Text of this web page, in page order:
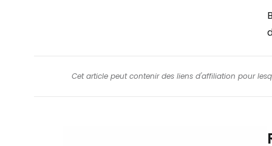
Cet article peut contenir des liens d'affiliation pour